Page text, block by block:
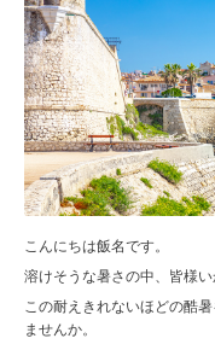
こんにちは飯名です。
溶けそうな暑さの中、皆様い
この耐えきれないほどの酷
ませんか。